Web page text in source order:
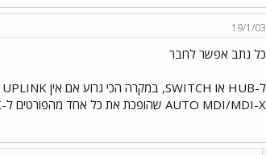
19/1/03
כל נתב אפשר לחבר
AUTO MDI/MDI-X שהופכת את כל אחד מהפורטים ל-UPLINK אם יש בכך צורך.